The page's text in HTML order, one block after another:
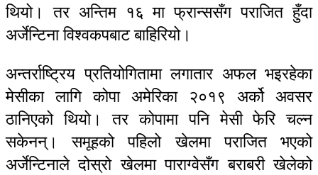
थियो। तर अन्तिम १६ मा फ्रान्ससँग पराजित हुँदा
अर्जेन्टिना विश्वकपबाट बाहिरियो।
अन्तर्राष्ट्रिय प्रतियोगितामा लगातार अफल भइरहेका
मेसीका लागि कोपा अमेरिका २०१९ अर्को अवसर
ठानिएको थियो। तर कोपामा पनि मेसी फेरि चल्न
सकेनन्। समूहको पहिलो खेलमा पराजित भएको
अर्जेन्टिनाले दोस्रो खेलमा पाराग्वेसँग बराबरी खेलेको